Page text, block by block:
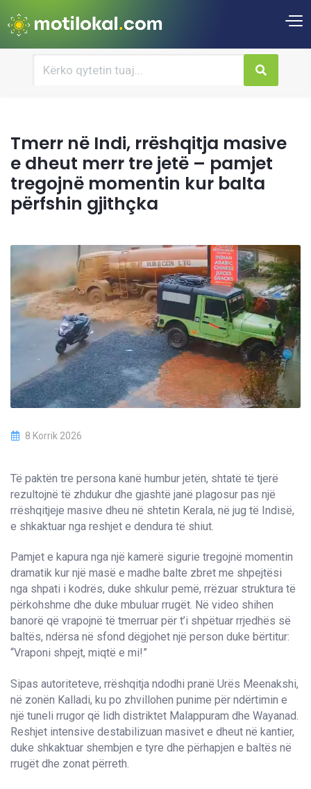
Tmerr në Indi, rrëshqitja masive
e dheut merr tre jetë – pamjet
tregojnë momentin kur balta
përfshin gjithçka
8 Korrik 2026
Të paktën tre persona kanë humbur jetën, shtatë të tjerë
rezultojnë të zhdukur dhe gjashtë janë plagosur pas një
rrëshqitjeje masive dheu në shtetin Kerala, në jug të Indisë,
e shkaktuar nga reshjet e dendura të shiut.
Pamjet e kapura nga një kamerë sigurie tregojnë momentin
dramatik kur një masë e madhe balte zbret me shpejtësi
nga shpati i kodrës, duke shkulur pemë, rrëzuar struktura të
përkohshme dhe duke mbuluar rrugët. Në video shihen
banorë që vrapojnë të tmerruar për t’i shpëtuar rrjedhës së
baltës, ndërsa në sfond dëgjohet një person duke bërtitur:
“Vraponi shpejt, miqtë e mi!”
Sipas autoriteteve, rrëshqitja ndodhi pranë Urës Meenakshi,
në zonën Kalladi, ku po zhvillohen punime për ndërtimin e
një tuneli rrugor që lidh distriktet Malappuram dhe Wayanad.
Reshjet intensive destabilizuan masivet e dheut në kantier,
duke shkaktuar shembjen e tyre dhe përhapjen e baltës në
rrugët dhe zonat përreth.